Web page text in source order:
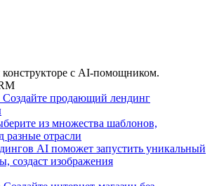
с AI-помощником.
Создайте продающий лендинг
из множества шаблонов,
разные отрасли
AI поможет запустить уникальный
создаст изображения